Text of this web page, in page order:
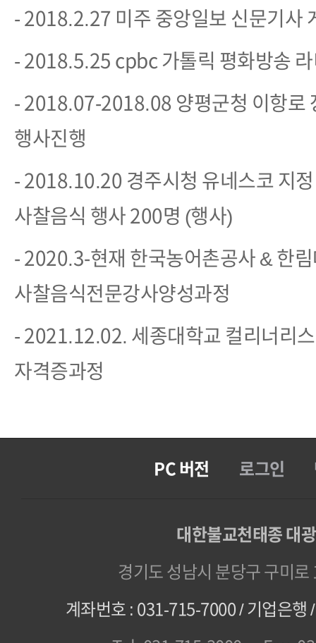
- 2018.2.27 미주 중앙일보 신문기사
- 2018.5.25 cpbc 가톨릭 평화방송
- 2018.07-2018.08 양평군청 이항로
행사진행
- 2018.10.20 경주시청 유네스코 지
사찰음식 행사 200명 (행사)
- 2020.3-현재 한국농어촌공사 & 한
사찰음식전문강사양성과정
- 2021.12.02. 세종대학교 컬리너리
자격증과정
PC 버전 로그인
대한불교천태종 대
경기도 성남시 분당구 구미로
계좌번호 : 031-715-7000 / 기업은행